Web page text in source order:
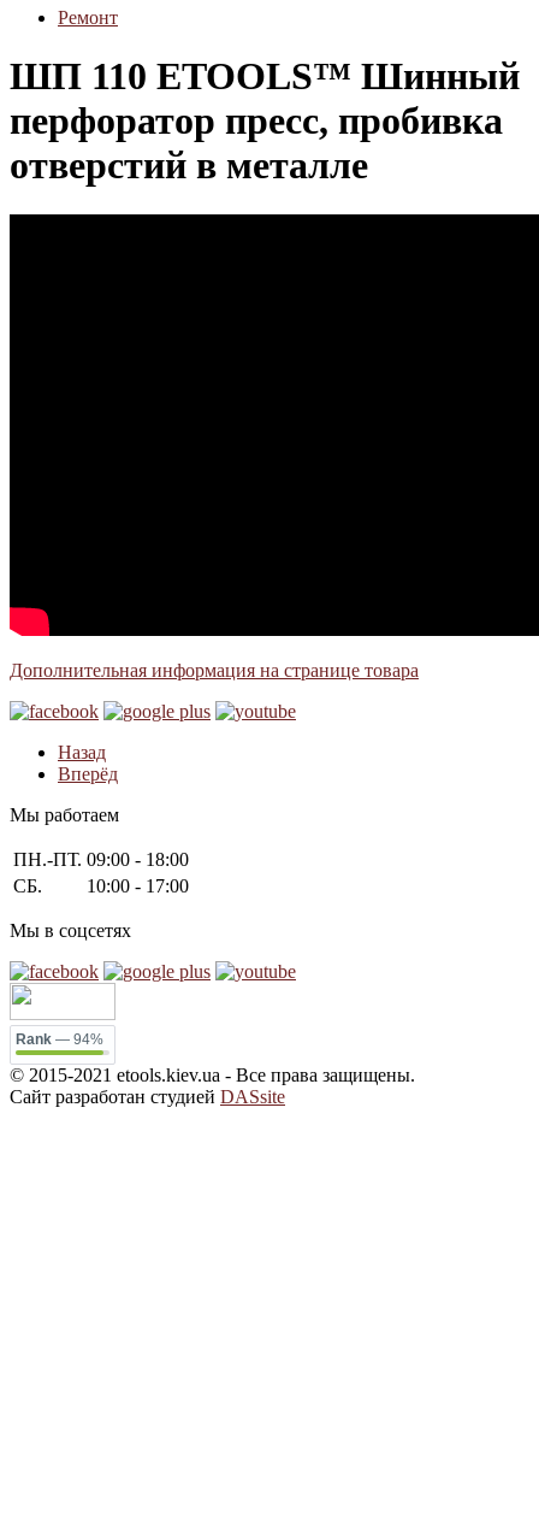
Ремонт
ШП 110 ETOOLS™ Шинный
перфоратор пресс, пробивка
отверстий в металле
Дополнительная информация на странице товара
Назад
Вперёд
Мы работаем
ПН.-ПТ. 09:00 - 18:00
СБ.
10:00 - 17:00
Мы в соцсетях
Rank — 94%
© 2015-2021 etools.kiev.ua - Все права защищены.
Сайт разработан студией DASsite